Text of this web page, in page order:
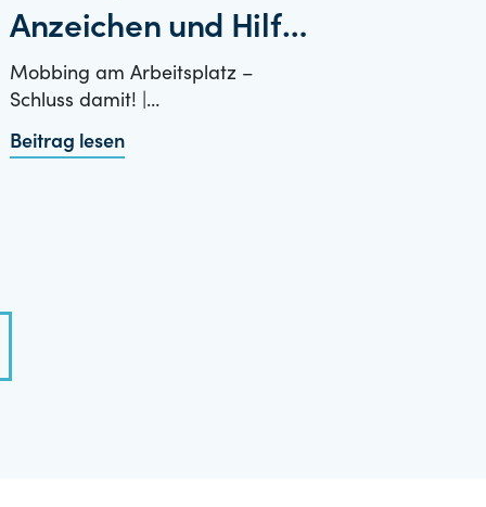
Anzeichen und Hilfe
für Betroffene
Mobbing am Arbeitsplatz –
Schluss damit! |…
Beitrag lesen